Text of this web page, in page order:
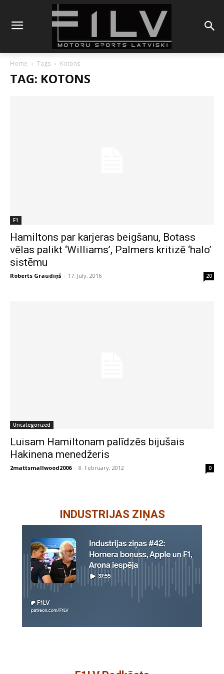
Home Tags Kotons
TAG: KOTONS
F1
Hamiltons par karjeras beigšanu, Botass
vēlas palikt ‘Williams’, Palmers kritizē ‘halo’
sistēmu
Roberts Graudiņš - 17. July, 2016 20
Uncategorized
Luisam Hamiltonam palīdzēs bijušais
Hakinena menedžeris
2mattsmallwood2006 - 8. February, 2012 0
INDUSTRIJAS ZIŅAS